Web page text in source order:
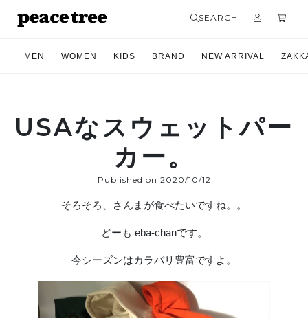
SEARCH
MEN WOMEN KIDS BRAND NEW ARRIVAL
USAなスウェットパー
カー。
Published on 2020/10/12
そろそろ、さんまが食べたいですね。。
どーも eba-chanです。
今シーズンはカラバリ豊富ですよ。